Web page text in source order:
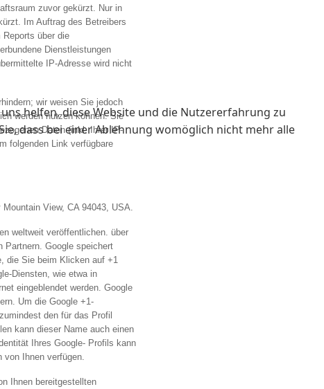
zuvor gekürzt. Nur in
Im Auftrag des Betreibers
über die
Dienstleistungen
IP-Adresse wird nicht
wir weisen Sie jedoch
werden nutzen können. Sie
Daten (inkl. Ihrer IP-
folgenden Link verfügbare
View, CA 94043, USA.
weltweit veröffentlichen. über
Partnern. Google speichert
die Sie beim Klicken auf +1
Diensten, wie etwa in
eingeblendet werden. Google
Um die Google +1-
den für das Profil
kann dieser Name auch einen
Ihres Google- Profils kann
Ihnen verfügen.
Ihnen bereitgestellten
helfen, diese Website und die Nutzererfahrung zu
dass bei einer Ablehnung womöglich nicht mehr alle